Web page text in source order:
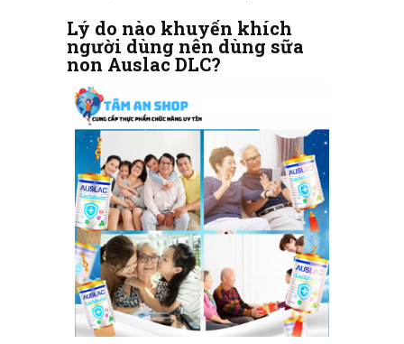
Lý do nào khuyến khích
người dùng nên dùng sữa
non Auslac DLC?